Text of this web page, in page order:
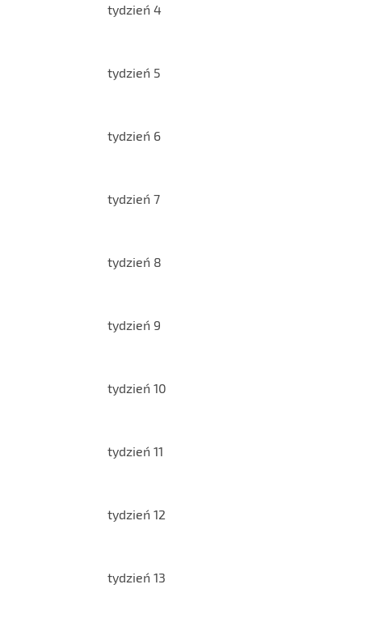
tydzień 4
tydzień 5
tydzień 6
tydzień 7
tydzień 8
tydzień 9
tydzień 10
tydzień 11
tydzień 12
tydzień 13